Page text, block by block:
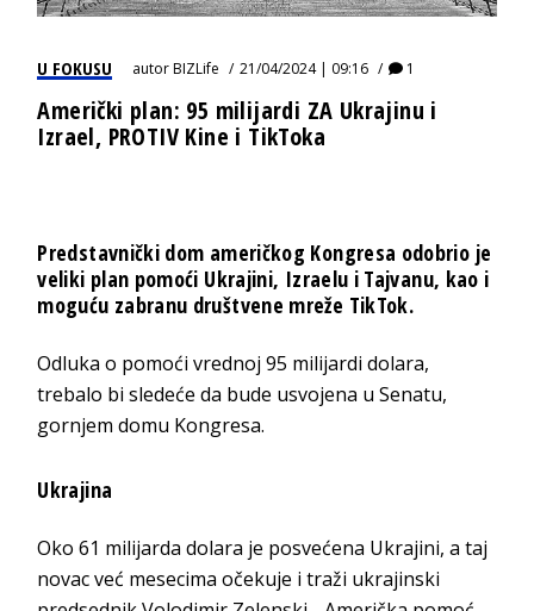
U FOKUSU autorBIZLife 21/04/2024 | 09:16 1
Američki plan: 95 milijardi ZA Ukrajinu i
Izrael, PROTIV Kine i TikToka
Predstavnički dom američkog Kongresa odobrio je
veliki plan pomoći Ukrajini, Izraelu i Tajvanu, kao i
moguću zabranu društvene mreže TikTok.
Odluka o pomoći vrednoj 95 milijardi dolara,
trebalo bi sledeće da bude usvojena u Senatu,
gornjem domu Kongresa.
Ukrajina
Oko 61 milijarda dolara je posvećena Ukrajini, a taj
novac već mesecima očekuje i traži ukrajinski